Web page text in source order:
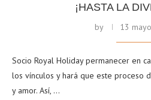
¡HASTA LA
by 13
Socio Royal Holiday permanecer en
los vínculos y hará que este proceso
y amor. Así, …